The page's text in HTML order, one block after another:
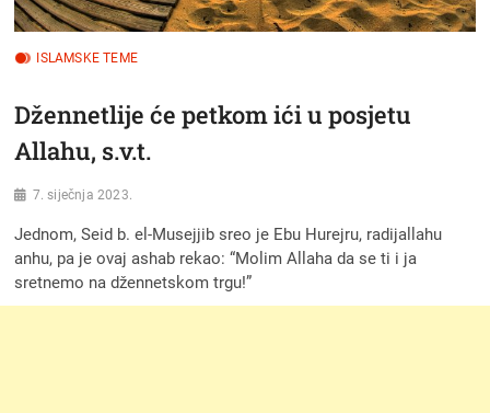
ISLAMSKE TEME
Džennetlije će petkom ići u posjetu
Allahu, s.v.t.
7. siječnja 2023.
Jednom, Seid b. el-Musejjib sreo je Ebu Hurejru, radijallahu
anhu, pa je ovaj ashab rekao: “Molim Allaha da se ti i ja
sretnemo na džennetskom trgu!”